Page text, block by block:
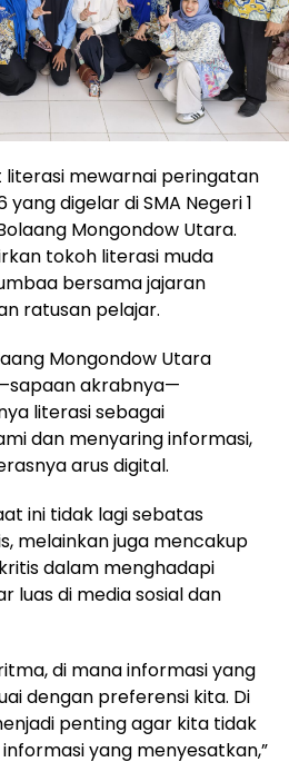
mewarnai peringatan
yang digelar di SMA Negeri 1
Mongondow Utara.
tokoh literasi muda
bersama jajaran
ratusan pelajar.
Mongondow Utara
akrabnya—
literasi sebagai
dan menyaring informasi,
arus digital.
ini tidak lagi sebatas
melainkan juga mencakup
dalam menghadapi
luas di media sosial dan
di mana informasi yang
dengan preferensi kita. Di
penting agar kita tidak
yang menyesatkan,”